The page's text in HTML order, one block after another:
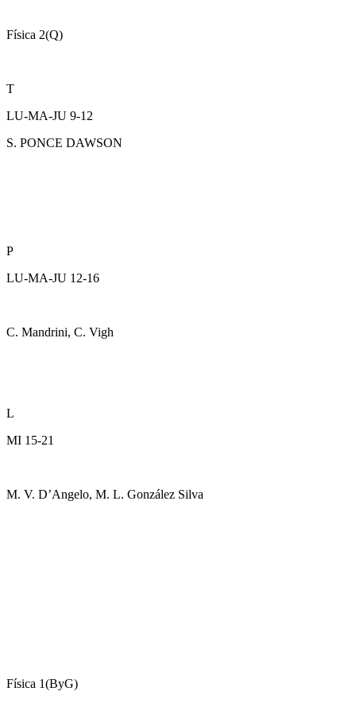
Física 2(Q)
T
LU-MA-JU 9-12
S. PONCE DAWSON
P
LU-MA-JU 12-16
C. Mandrini, C. Vigh
L
MI 15-21
M. V. D’Angelo, M. L. González Silva
Física 1(ByG)